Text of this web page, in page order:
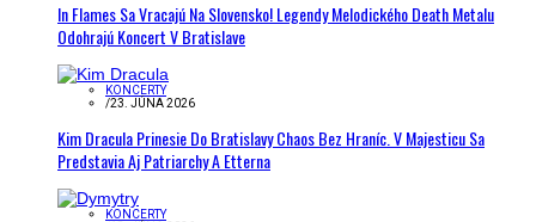
In Flames Sa Vracajú Na Slovensko! Legendy Melodického Death Metalu
Odohrajú Koncert V Bratislave
KONCERTY
/23. JÚNA 2026
Kim Dracula Prinesie Do Bratislavy Chaos Bez Hraníc. V Majesticu Sa
Predstavia Aj Patriarchy A Etterna
KONCERTY